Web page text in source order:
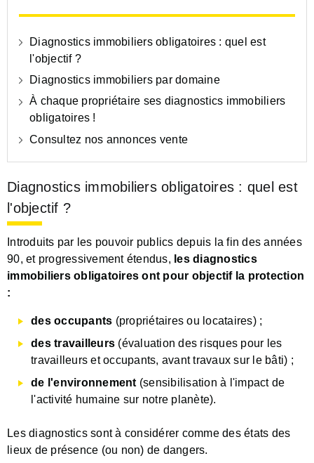
Diagnostics immobiliers obligatoires : quel est
l'objectif ?
Diagnostics immobiliers par domaine
À chaque propriétaire ses diagnostics immobiliers
obligatoires !
Consultez nos annonces vente
Diagnostics immobiliers obligatoires : quel est
l'objectif ?
Introduits par les pouvoir publics depuis la fin des années
90, et progressivement étendus, les diagnostics
immobiliers obligatoires ont pour objectifla protection
:
des occupants (propriétaires ou locataires) ;
des travailleurs (évaluation des risques pour les
travailleurs et occupants, avant travaux sur le bâti) ;
de l'environnement (sensibilisation à l'impact de
l'activité humaine sur notre planète).
Les diagnostics sont à considérer comme des états des
lieux de présence (ou non) de dangers.